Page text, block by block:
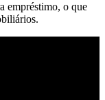
empréstimo, o que